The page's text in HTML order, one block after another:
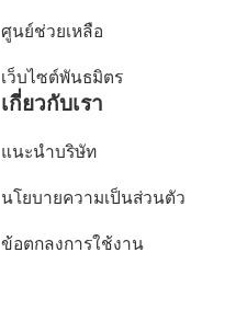
ศูนย์ช่วยเหลือ
เว็บไซต์พันธมิตร
เกี่ยวกับเรา
แนะนำบริษัท
นโยบายความเป็นส่วนตัว
ข้อตกลงการใช้งาน